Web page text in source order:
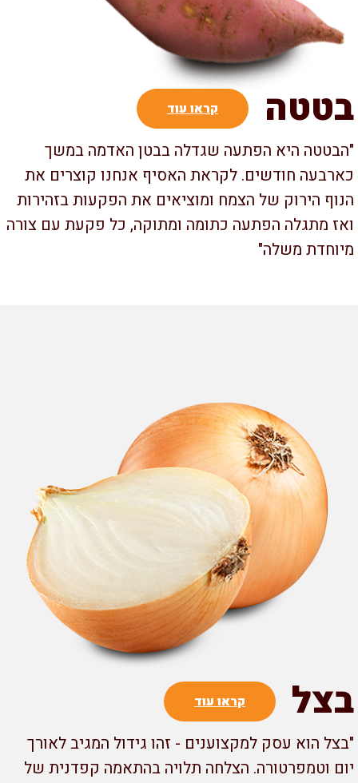
היא הפתעה שגדלה בבטן האדמה במשך
חודשים. לקראת האסיף אנחנו קוצרים את
הירוק של הצמח ומוציאים את הפקעות בזהירות
מתגלה הפתעה כתומה ומתוקה, כל פקעת עם צורה
משלה"
קראו עוד
הוא עסק למקצוענים - זהו גידול המגיב לאורך
וטמפרטורה. הצלחה תלויה בהתאמה קפדנית של
קראו עוד